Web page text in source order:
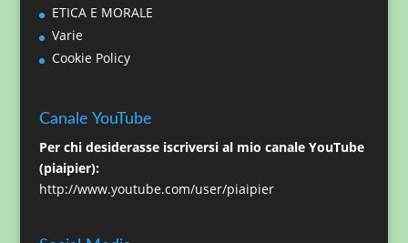
ETICA E MORALE
Varie
Cookie Policy
Canale YouTube
Per chi desiderasse iscriversi al mio canale YouTube
(piaipier):
http://www.youtube.com/user/piaipier